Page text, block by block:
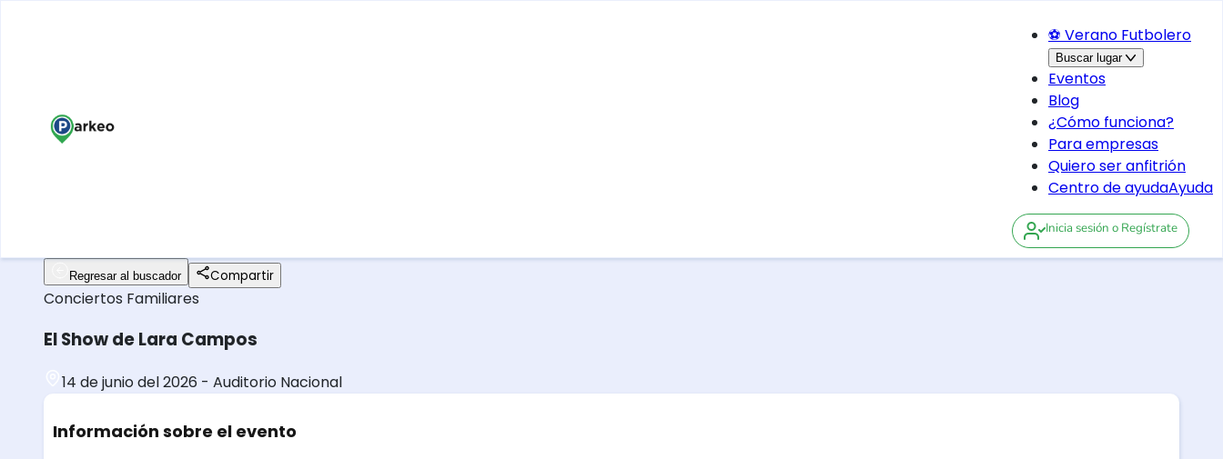
⚽ Verano Futbolero
Buscar lugar
Eventos
Blog
¿Cómo funciona?
Para empresas
Quiero ser anfitrión
Centro de ayudaAyuda
Inicia sesión o Regístrate
Regresar al buscador Compartir
Conciertos Familiares
El Show de Lara Campos
14 de junio del 2026 - Auditorio Nacional
Información sobre el evento